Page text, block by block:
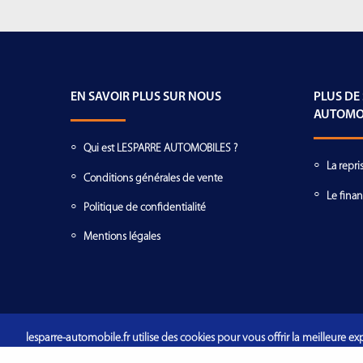
EN SAVOIR PLUS SUR NOUS
Qui est LESPARRE AUTOMOBILES ?
Conditions générales de vente
Politique de confidentialité
Mentions légales
PLUS DE
La
Le
lesparre-automobile.fr utilise des cookies pour vous offrir la meilleure